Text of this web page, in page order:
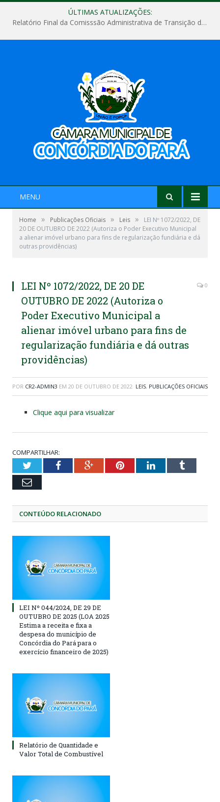
ÚLTIMAS ATUALIZAÇÕES:
Relatório Final da Comisssão Administrativa de Transição de Mandato do Poder Legislativo do Município de Concórdia do Pará
MENU
Home » Publicações Oficiais » Leis »
LEI Nº 1072/2022, DE
20 DE OUTUBRO DE 2022 (Autoriza o Poder Executivo Municipal
a alienar imóvel urbano para fins de regularização fundiária e dá
outras providências)
LEI Nº 1072/2022, DE 20 DE
OUTUBRO DE 2022 (Autoriza o
Poder Executivo Municipal a
alienar imóvel urbano para fins de
regularização fundiária e dá outras
providências)
0
POR CR2-ADMIN3 EM 20 DE OUTUBRO DE 2022 LEIS, PUBLICAÇÕES OFICIAIS
Clique aqui para visualizar
COMPARTILHAR:
TwitterFacebookGoogle+PinterestLinkedInTumblr
Email
CONTEÚDO RELACIONADO
LEI Nº 044/2024, DE 29 DE
OUTUBRO DE 2025 (LOA 2025
Estima a receita e fixa a
despesa do município de
Concórdia do Pará para o
exercício financeiro de 2025)
Relatório de Quantidade e
Valor Total de Combustível